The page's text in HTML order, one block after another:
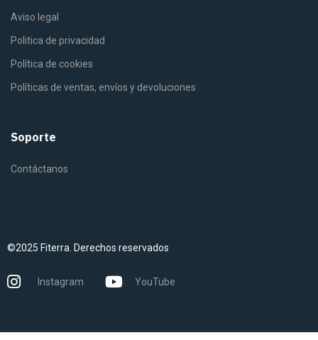
Aviso legal
Politica de privacidad
Política de cookies
Políticas de ventas, envíos y devoluciones
Soporte
Contáctanos
©2025 Fiterra. Derechos reservados
Instagram YouTube